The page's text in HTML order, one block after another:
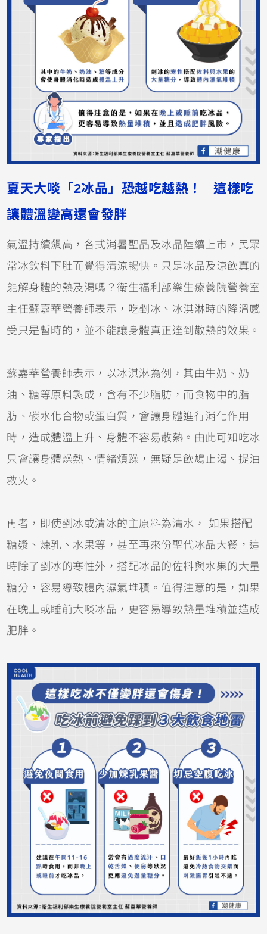
夏天大啖「2冰品」恐越吃越熱！ 這樣吃
讓體溫變高還會發胖
氣溫持續飆高，各式消暑聖品及冰品陸續上市，民眾
常冰飲料下肚而覺得清涼暢快。只是冰品及涼飲真的
能解身體的熱及渴嗎？衛生福利部樂生療養院營養室
主任蘇嘉華營養師表示，吃剉冰、冰淇淋時的降溫感
受只是暫時的，並不能讓身體真正達到散熱的效果。
蘇嘉華營養師表示，以冰淇淋為例，其由牛奶、奶
油、糖等原料製成，含有不少脂肪，而食物中的脂
肪、碳水化合物或蛋白質，會讓身體進行消化作用
時，造成體溫上升、身體不容易散熱。由此可知吃冰
只會讓身體燥熱、情緒煩躁，無疑是飲鳩止渴、提油
救火。
再者，即使剉冰或清冰的主原料為清水， 如果搭配
糖漿、煉乳、水果等，甚至再來份聖代冰品大餐，這
時除了剉冰的寒性外，搭配冰品的佐料與水果的大量
糖分，容易導致體內濕氣堆積。值得注意的是，如果
在晚上或睡前大啖冰品，更容易導致熱量堆積並造成
肥胖。